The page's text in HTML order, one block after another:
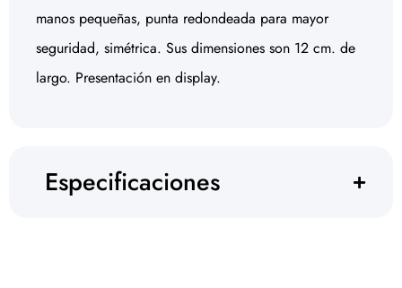
manos pequeñas, punta redondeada para mayor
seguridad, simétrica. Sus dimensiones son 12 cm. de
largo. Presentación en display.
Especificaciones